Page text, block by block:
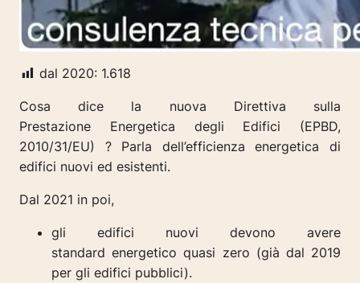
dal 2020: 1.618
Cosa dice la nuova Direttiva sulla
Prestazione Energetica degli Edifici (EPBD,
2010/31/EU) ? Parla dell’efficienza energetica di
edifici nuovi ed esistenti.
Dal 2021 in poi,
gli edifici nuovi devono avere
standard energetico quasi zero (già dal 2019
per gli edifici pubblici).